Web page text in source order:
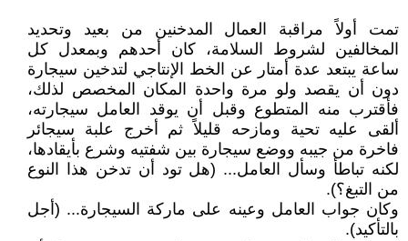
تمت أولاً مراقبة العمال المدخنين من بعيد وتحديد
المخالفين لشروط السلامة، كان أحدهم وبمعدل كل
ساعة يبتعد عدة أمتار عن الخط الإنتاجي لتدخين سيجارة
دون أن يقصد ولو مرة واحدة المكان المخصص لذلك،
فأقترب منه المتطوع وقبل أن يوقد العامل سيجارته،
ألقى عليه تحية ومازحه قليلاً ثم أخرج علبة سيجائر
فاخرة من جيبه ووضع سيجارة بين شفتيه وشرع بأيقادها،
لكنه تباطأ وسأل العامل... (هل تود أن تدخن هذا النوع
من التبغ؟).
وكان جواب العامل وعينه على ماركة السيجارة... (أجل
بالتأكيد).